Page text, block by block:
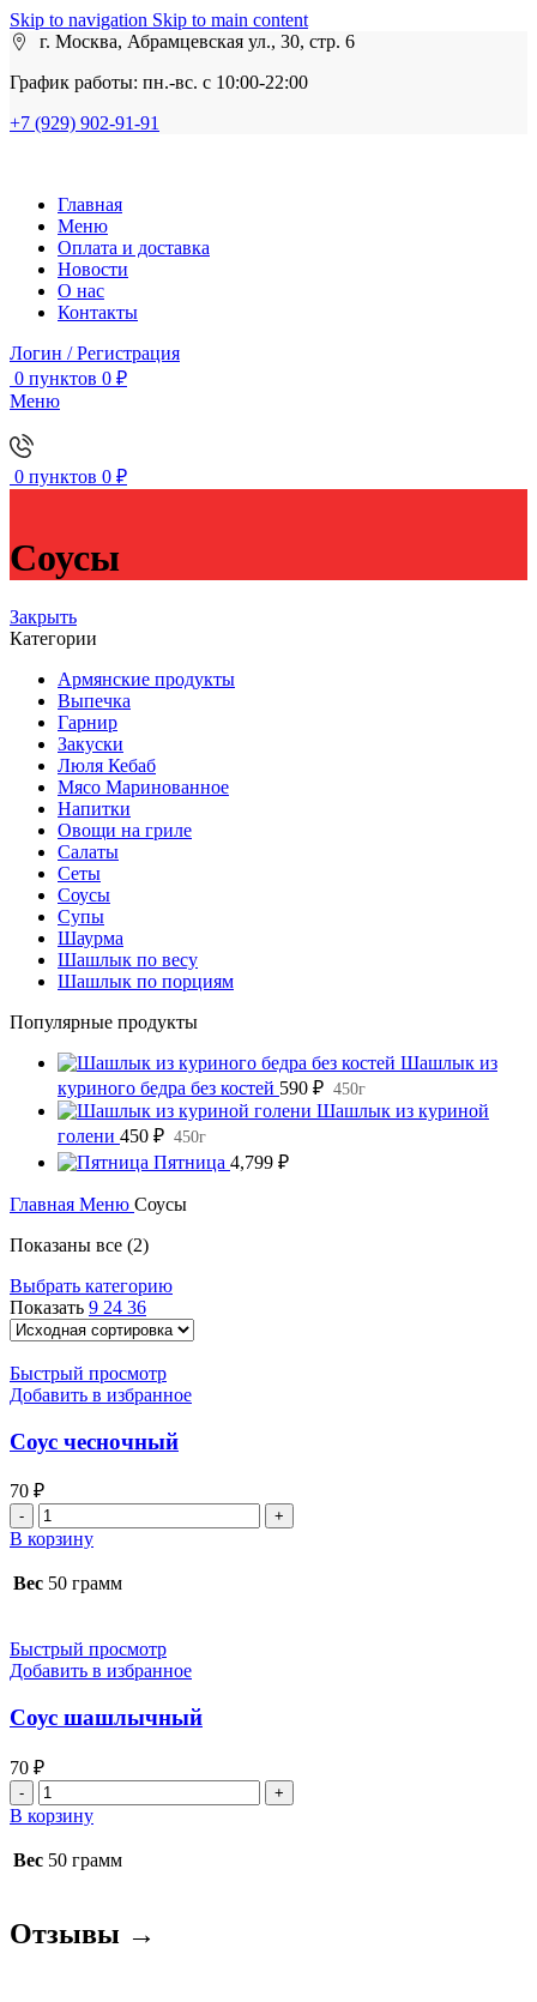
Skip to navigation Skip to main content
г. Москва, Абрамцевская ул., 30, стр. 6
График работы: пн.-вс. с 10:00-22:00
+7 (929) 902-91-91
Главная
Меню
Оплата и доставка
Новости
О нас
Контакты
Логин / Регистрация
0 пунктов 0 ₽
Меню
0 пунктов 0 ₽
Соусы
Закрыть
Категории
Армянские продукты
Выпечка
Гарнир
Закуски
Люля Кебаб
Мясо Маринованное
Напитки
Овощи на гриле
Салаты
Сеты
Соусы
Супы
Шаурма
Шашлык по весу
Шашлык по порциям
Популярные продукты
Шашлык из
куриного бедра без костей 590 ₽ 450г
Шашлык из куриной
голени 450 ₽ 450г
Пятница 4,799 ₽
Главная Меню Соусы
Показаны все (2)
Выбрать категорию
Показать 9 24 36
Быстрый просмотр
Добавить в избранное
Соус чесночный
70 ₽
Количество
товара
Соус
чесночный
В корзину
Вес 50 грамм
Быстрый просмотр
Добавить в избранное
Соус шашлычный
70 ₽
Количество
товара
Соус
шашлычный
В корзину
Вес 50 грамм
Отзывы →